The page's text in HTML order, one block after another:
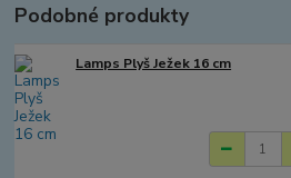
Podobné produkty
Lamps Plyš Ježek 16 cm